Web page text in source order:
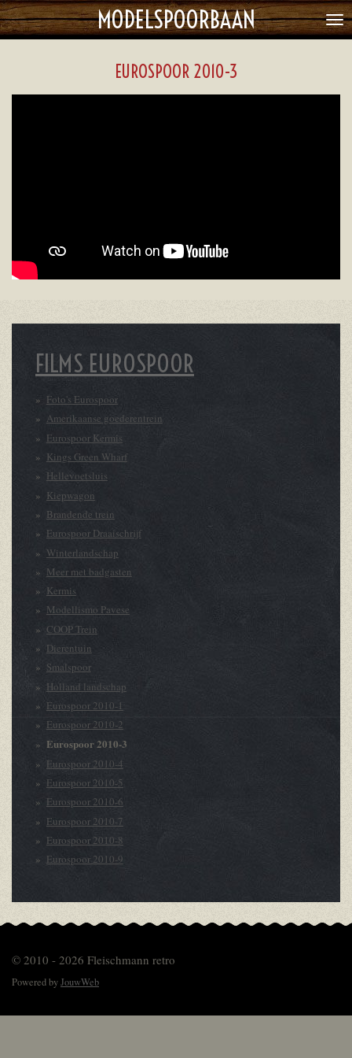
Ga
direct
MODELSPOORBAAN
EUROSPOOR 2010-3
FILMS EUROSPOOR
Foto's Eurospoor
Amerikaanse goederentrein
Eurospoor Kermis
Kings Green Wharf
Hellevoetsluis
Kiepwagon
Brandende trein
Eurospoor Draaischrijf
Winterlandschap
Meer met badgasten
Kermis
Modellismo Pavese
COOP Trein
Dierentuin
Smalspoor
Holland landschap
Eurospoor 2010-1
Eurospoor 2010-2
Eurospoor 2010-3
Eurospoor 2010-4
Eurospoor 2010-5
Eurospoor 2010-6
Eurospoor 2010-7
Eurospoor 2010-8
Eurospoor 2010-9
© 2010 - 2026 Fleischmann retro
Powered byJouwWeb